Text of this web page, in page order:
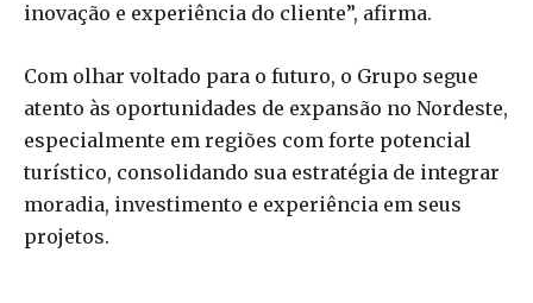
inovação e experiência do cliente”, afirma.
Com olhar voltado para o futuro, o Grupo segue
atento às oportunidades de expansão no Nordeste,
especialmente em regiões com forte potencial
turístico, consolidando sua estratégia de integrar
moradia, investimento e experiência em seus
projetos.